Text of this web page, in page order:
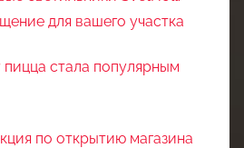
для вашего участка
пицца стала популярным
по открытию магазина